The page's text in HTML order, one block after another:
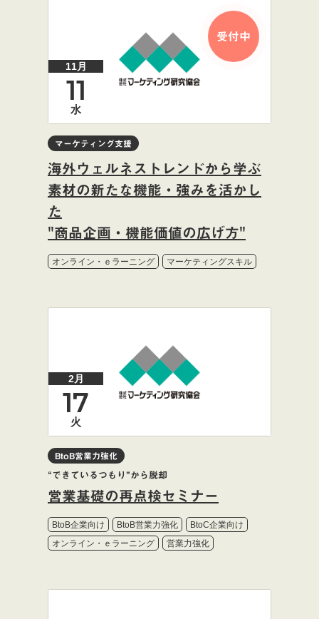
受付中
11月
11
水
マーケティング支援
海外ウェルネストレンドから学ぶ
素材の新たな機能・強みを活かし
た
"商品企画・機能価値の広げ方"
オンライン・ｅラーニング マーケティングスキル
2月
17
火
BtoB営業力強化
“できているつもり”から脱却
営業基礎の再点検セミナー
BtoB企業向け BtoB営業力強化
BtoC企業向け
オンライン・ｅラーニング
営業力強化